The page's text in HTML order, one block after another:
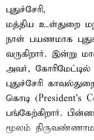
புதுச்சேரி,
மத்திய உள்துறை
நாள் பயணமாக
வருகிறார். இன்று
அவர்,
புதுச்சேரி
கொடி (President's
பங்கேற்கிறார்.
மூலம்